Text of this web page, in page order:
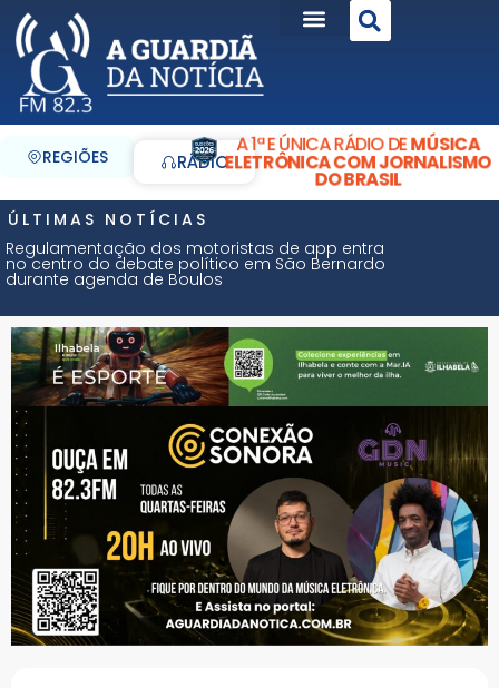
REGIÕES RÁDIO
A 1ª E ÚNICA RÁDIO DEMÚSICA
ELETRÔNICA COM JORNALISMO
DO BRASIL
ÚLTIMAS NOTÍCIAS
Regulamentação dos motoristas de app entra
no centro do debate político em São Bernardo
durante agenda de Boulos